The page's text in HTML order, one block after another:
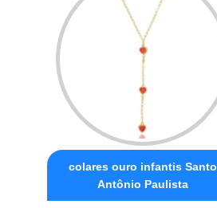
colares ouro infantis Santo
Antônio Paulista